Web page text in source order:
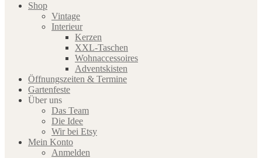
Shop
Vintage
Interieur
Kerzen
XXL-Taschen
Wohnaccessoires
Adventskisten
Öffnungszeiten & Termine
Gartenfeste
Über uns
Das Team
Die Idee
Wir bei Etsy
Mein Konto
Anmelden